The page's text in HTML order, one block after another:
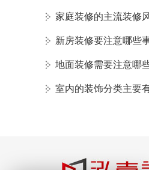
家庭装修的主流装修
新房装修要注意哪些
地面装修需要注意哪
室内的装饰分类主要